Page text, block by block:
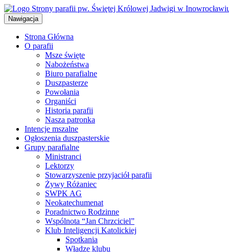
Przejdź
do
treści
Nawigacja
Strona Główna
O parafii
Msze święte
Nabożeństwa
Biuro parafialne
Duszpasterze
Powołania
Organiści
Historia parafii
Nasza patronka
Intencje mszalne
Ogłoszenia duszpasterskie
Grupy parafialne
Ministranci
Lektorzy
Stowarzyszenie przyjaciół parafii
Żywy Różaniec
SWPK AG
Neokatechumenat
Poradnictwo Rodzinne
Wspólnota “Jan Chrzciciel”
Klub Inteligencji Katolickiej
Spotkania
Władze klubu